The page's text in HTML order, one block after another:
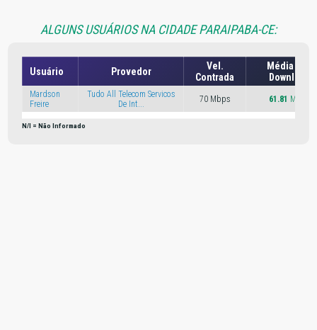
ALGUNS USUÁRIOS NA CIDADE PARAIPABA-CE:
Usuário Provedor
Vel.
Contrada
Média Vel.
Download
Mardson
Freire
Tudo All Telecom Servicos
De Int...
70 Mbps 61.81 Mbps
N/I = Não Informado